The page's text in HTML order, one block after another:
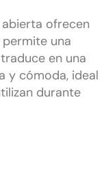
ofrecen
una
en una
y cómoda, ideal
durante